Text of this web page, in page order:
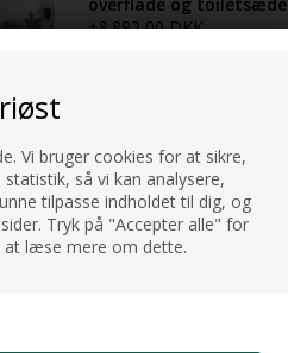
Vi bruger cookies for at sikre,
så vi kan analysere,
tilpasse indholdet til dig, og
Tryk på "Accepter alle" for
at læse mere om dette.
+8.892,00 DKK